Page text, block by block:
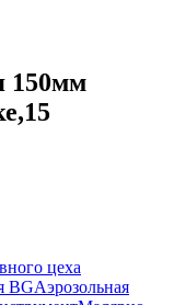
150мм
цеха
BGАэрозольная